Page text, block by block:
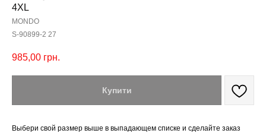
4XL
MONDO
S-90899-2 27
985,00 грн.
Купити
Выбери свой размер выше в выпадающем списке и сделайте заказ